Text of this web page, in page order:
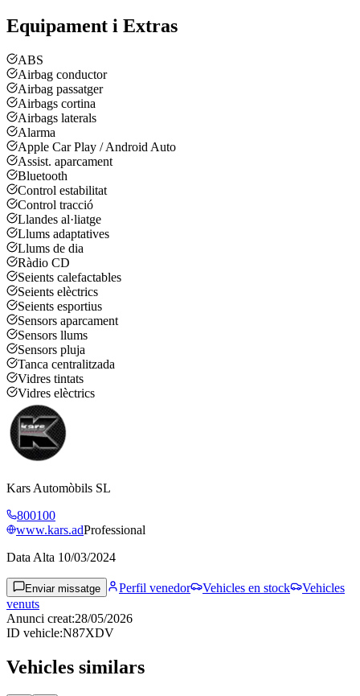
Equipament i Extras
ABS
Airbag conductor
Airbag passatger
Airbags cortina
Airbags laterals
Alarma
Apple Car Play / Android Auto
Assist. aparcament
Bluetooth
Control estabilitat
Control tracció
Llandes al·liatge
Llums adaptatives
Llums de dia
Ràdio CD
Seients calefactables
Seients elèctrics
Seients esportius
Sensors aparcament
Sensors llums
Sensors pluja
Tanca centralitzada
Vidres tintats
Vidres elèctrics
Kars Automòbils SL
800100
www.kars.adProfessional
Data Alta 10/03/2024
Enviar missatge Perfil venedor Vehicles en stock
Vehicles
venuts
Anunci creat:28/05/2026
ID vehicle:N87XDV
Vehicles similars